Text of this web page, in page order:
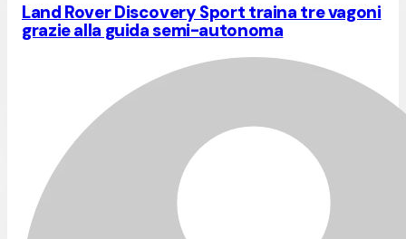
Land Rover Discovery Sport traina tre vagoni
grazie alla guida semi-autonoma